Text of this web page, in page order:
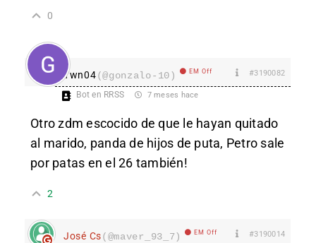
0
Ywn04(@gonzalo-10) EM Off #3190082
Bot en RRSS 7 meses hace
Otro zdm escocido de que le hayan quitado
al marido, panda de hijos de puta, Petro sale
por patas en el 26 también!
2
José Cs(@maver_93_7) EM Off #3190014